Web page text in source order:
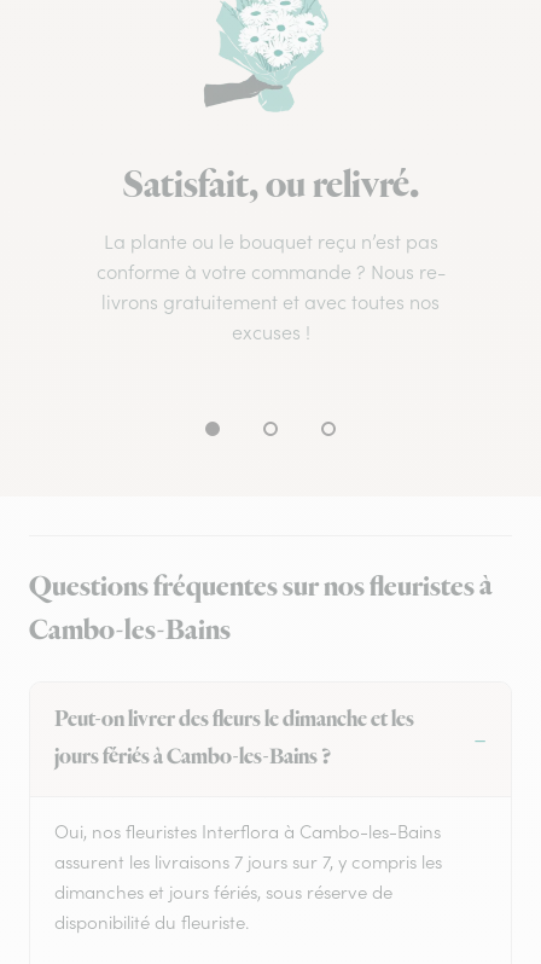
Satisfait, ou relivré.
La plante ou le bouquet reçu n’est pas
conforme à votre commande ? Nous re-
livrons gratuitement et avec toutes nos
excuses !
Questions fréquentes sur nos fleuristes à
Cambo-les-Bains
Peut-on livrer des fleurs le dimanche et les
jours fériés à Cambo-les-Bains ?
Oui, nos fleuristes Interflora à Cambo-les-Bains
assurent les livraisons 7 jours sur 7, y compris les
dimanches et jours fériés, sous réserve de
disponibilité du fleuriste.